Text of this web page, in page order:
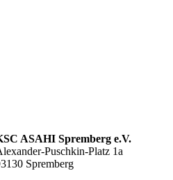
ASAHI Spremberg e.V.
Puschkin-Platz 1a
Spremberg